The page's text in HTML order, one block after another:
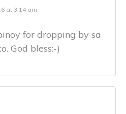
at 3:14 am
for dropping by sa
God bless:-)